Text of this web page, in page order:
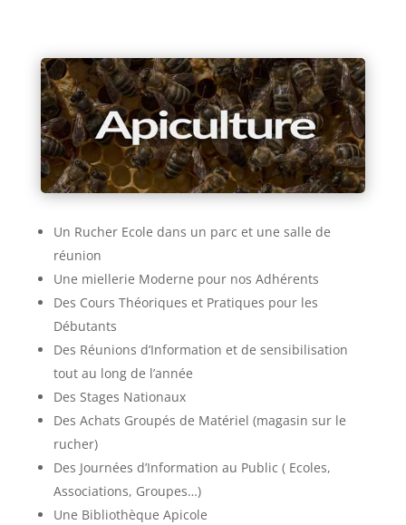
Un Rucher Ecole dans un parc et une salle de
réunion
Une miellerie Moderne pour nos Adhérents
Des Cours Théoriques et Pratiques pour les
Débutants
Des Réunions d’Information et de sensibilisation
tout au long de l’année
Des Stages Nationaux
Des Achats Groupés de Matériel (magasin sur le
rucher)
Des Journées d’Information au Public ( Ecoles,
Associations, Groupes…)
Une Bibliothèque Apicole